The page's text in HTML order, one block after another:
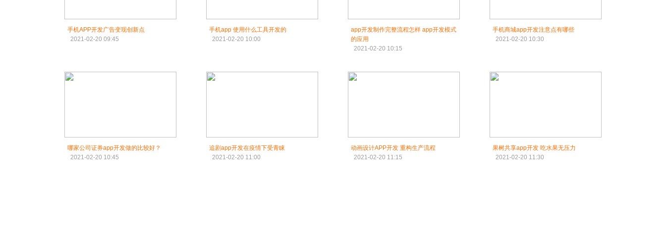
手机APP开发广告变现创新点
2021-02-20 09:45
手机app 使用什么工具开发的
2021-02-20 10:00
app开发制作完整流程怎样 app开发模式
的应用
2021-02-20 10:15
手机商城app开发注意点有哪些
2021-02-20 10:30
哪家公司证券app开发做的比较好？
2021-02-20 10:45
追剧app开发在疫情下受青睐
2021-02-20 11:00
动画设计APP开发 重构生产流程
2021-02-20 11:15
果树共享app开发 吃水果无压力
2021-02-20 11:30